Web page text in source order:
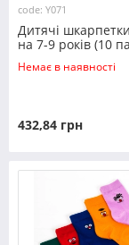
code: Y071
Дитячі
на 7-9 років (10
№Y071
Немає в наявності
432,84 грн